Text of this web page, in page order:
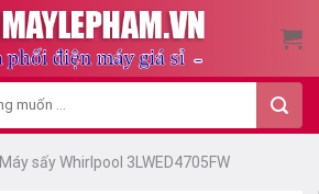
Máy sấy Whirlpool 3LWED4705FW